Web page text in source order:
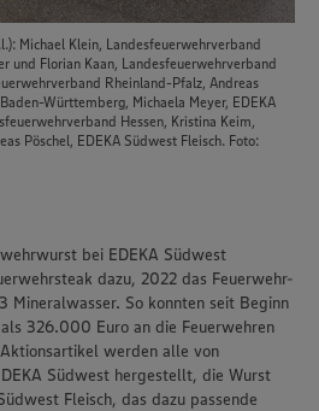
Michael Klein, Landesfeuerwehrverband
und Florian Kaan, Landesfeuerwehrverband
Rheinland-Pfalz, Andreas
Württemberg, Michaela Meyer, EDEKA
Hessen, Kristina Keim,
Pöschel, EDEKA Südwest Fleisch. Foto:
bei EDEKA Südwest
dazu, 2022 das Feuerwehr-
Mineralwasser. So konnten seit Beginn
326.000 Euro an die Feuerwehren
werden alle von
Südwest hergestellt, die Wurst
Fleisch, das dazu passende